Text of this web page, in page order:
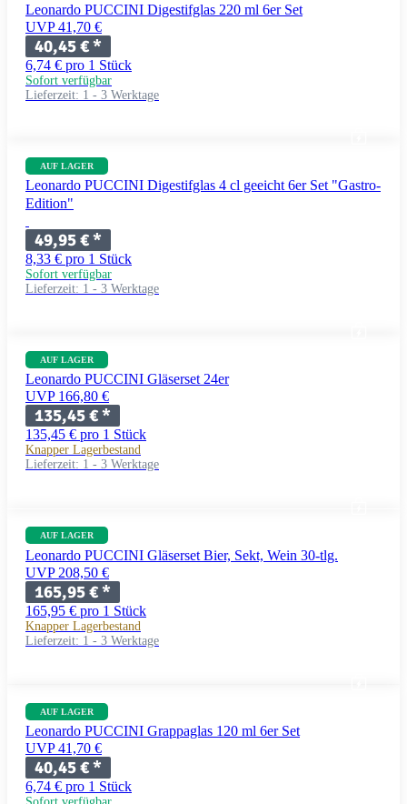
Leonardo PUCCINI Digestifglas 220 ml 6er Set
UVP 41,70 €
40,45 €*
6,74 € pro 1 Stück
Sofort verfügbar
Lieferzeit: 1 - 3 Werktage
AUF LAGER
Leonardo PUCCINI Digestifglas 4 cl geeicht 6er Set "Gastro-
Edition"
49,95 €*
8,33 € pro 1 Stück
Sofort verfügbar
Lieferzeit: 1 - 3 Werktage
AUF LAGER
Leonardo PUCCINI Gläserset 24er
UVP 166,80 €
135,45 €*
135,45 € pro 1 Stück
Knapper Lagerbestand
Lieferzeit: 1 - 3 Werktage
AUF LAGER
Leonardo PUCCINI Gläserset Bier, Sekt, Wein 30-tlg.
UVP 208,50 €
165,95 €*
165,95 € pro 1 Stück
Knapper Lagerbestand
Lieferzeit: 1 - 3 Werktage
AUF LAGER
Leonardo PUCCINI Grappaglas 120 ml 6er Set
UVP 41,70 €
40,45 €*
6,74 € pro 1 Stück